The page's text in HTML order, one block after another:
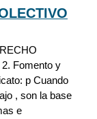
Fomento y
p Cuando
, son la base
e